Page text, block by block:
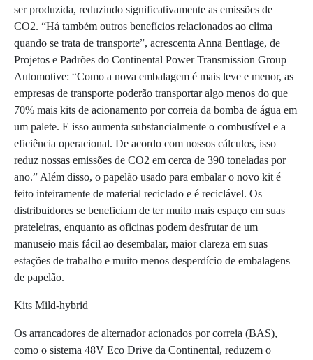
ser produzida, reduzindo significativamente as emissões de
CO2. “Há também outros benefícios relacionados ao clima
quando se trata de transporte”, acrescenta Anna Bentlage, de
Projetos e Padrões do Continental Power Transmission Group
Automotive: “Como a nova embalagem é mais leve e menor, as
empresas de transporte poderão transportar algo menos do que
70% mais kits de acionamento por correia da bomba de água em
um palete. E isso aumenta substancialmente o combustível e a
eficiência operacional. De acordo com nossos cálculos, isso
reduz nossas emissões de CO2 em cerca de 390 toneladas por
ano.” Além disso, o papelão usado para embalar o novo kit é
feito inteiramente de material reciclado e é reciclável. Os
distribuidores se beneficiam de ter muito mais espaço em suas
prateleiras, enquanto as oficinas podem desfrutar de um
manuseio mais fácil ao desembalar, maior clareza em suas
estações de trabalho e muito menos desperdício de embalagens
de papelão.
Kits Mild-hybrid
Os arrancadores de alternador acionados por correia (BAS),
como o sistema 48V Eco Drive da Continental, reduzem o